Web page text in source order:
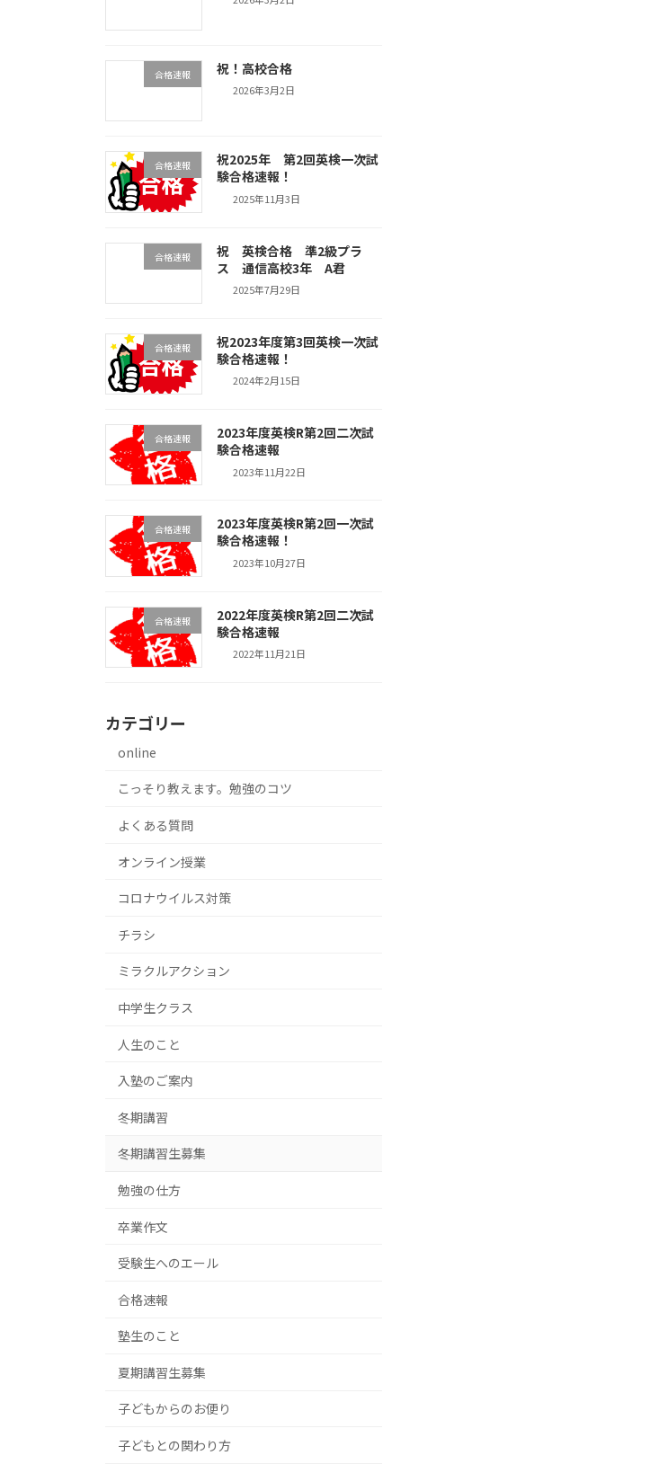
合格速報 祝！高校合格
2026年3月2日
合格速報
祝2025年 第2回英検一次試
験合格速報！
2025年11月3日
合格速報
祝 英検合格 準2級プラ
ス 通信高校3年 A君
2025年7月29日
合格速報
祝2023年度第3回英検一次試
験合格速報！
2024年2月15日
合格速報
2023年度英検R第2回二次試
験合格速報
2023年11月22日
合格速報
2023年度英検R第2回一次試
験合格速報！
2023年10月27日
合格速報
2022年度英検R第2回二次試
験合格速報
2022年11月21日
カテゴリー
online
こっそり教えます。勉強のコツ
よくある質問
オンライン授業
コロナウイルス対策
チラシ
ミラクルアクション
中学生クラス
人生のこと
入塾のご案内
冬期講習
冬期講習生募集
勉強の仕方
卒業作文
受験生へのエール
合格速報
塾生のこと
夏期講習生募集
子どもからのお便り
子どもとの関わり方